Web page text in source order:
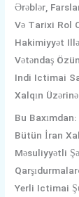
Ərəblər,
Və Tarixi Rol
Hakimiyyət
Vətəndaş
Indi Ictimai
Xalqın
Bu Baxımdan:
Bütün İran
Məsuliyyətli
Yerli Ictimai